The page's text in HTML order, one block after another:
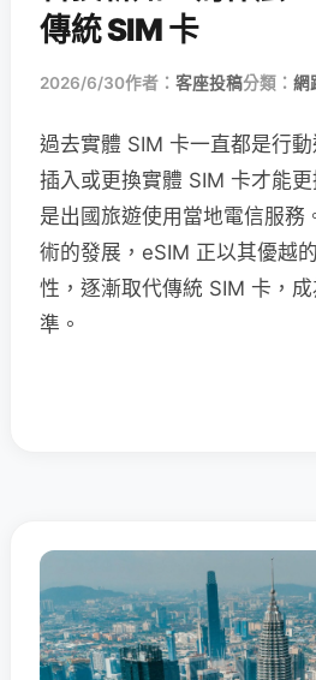
傳統 SIM 卡
2026/6/30作者： 客座投稿分類： 網
過去實體 SIM 卡一直都是行
插入或更換實體 SIM 卡才能
是出國旅遊使用當地電信服務
術的發展，eSIM 正以其優越
性，逐漸取代傳統 SIM 卡，
準。